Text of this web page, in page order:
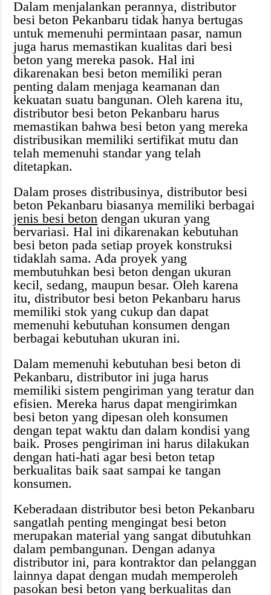
Dalam menjalankan perannya, distributor
besi beton Pekanbaru tidak hanya bertugas
untuk memenuhi permintaan pasar, namun
juga harus memastikan kualitas dari besi
beton yang mereka pasok. Hal ini
dikarenakan besi beton memiliki peran
penting dalam menjaga keamanan dan
kekuatan suatu bangunan. Oleh karena itu,
distributor besi beton Pekanbaru harus
memastikan bahwa besi beton yang mereka
distribusikan memiliki sertifikat mutu dan
telah memenuhi standar yang telah
ditetapkan.
Dalam proses distribusinya, distributor besi
beton Pekanbaru biasanya memiliki berbagai
jenis besi beton dengan ukuran yang
bervariasi. Hal ini dikarenakan kebutuhan
besi beton pada setiap proyek konstruksi
tidaklah sama. Ada proyek yang
membutuhkan besi beton dengan ukuran
kecil, sedang, maupun besar. Oleh karena
itu, distributor besi beton Pekanbaru harus
memiliki stok yang cukup dan dapat
memenuhi kebutuhan konsumen dengan
berbagai kebutuhan ukuran ini.
Dalam memenuhi kebutuhan besi beton di
Pekanbaru, distributor ini juga harus
memiliki sistem pengiriman yang teratur dan
efisien. Mereka harus dapat mengirimkan
besi beton yang dipesan oleh konsumen
dengan tepat waktu dan dalam kondisi yang
baik. Proses pengiriman ini harus dilakukan
dengan hati-hati agar besi beton tetap
berkualitas baik saat sampai ke tangan
konsumen.
Keberadaan distributor besi beton Pekanbaru
sangatlah penting mengingat besi beton
merupakan material yang sangat dibutuhkan
dalam pembangunan. Dengan adanya
distributor ini, para kontraktor dan pelanggan
lainnya dapat dengan mudah memperoleh
pasokan besi beton yang berkualitas dan